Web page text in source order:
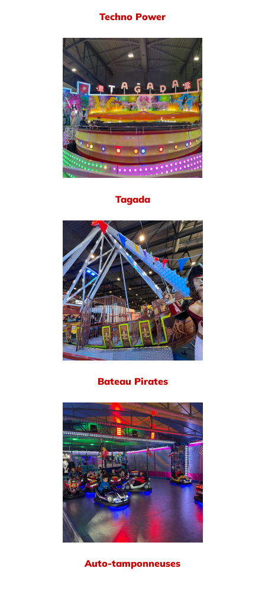
Techno Power
Tagada
Bateau Pirates
Auto-tamponneuses